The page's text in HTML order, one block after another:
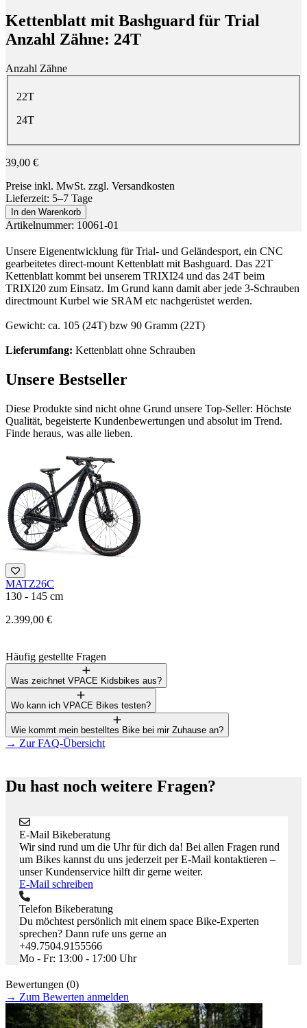
Kettenblatt mit Bashguard für Trial
Anzahl Zähne: 24T
Anzahl Zähne
22T
24T
39,00 €
Preise inkl. MwSt. zzgl. Versandkosten
Lieferzeit: 5–7 Tage
In den Warenkorb
Artikelnummer: 10061-01
Unsere Eigenentwicklung für Trial- und Geländesport, ein CNC
gearbeitetes direct-mount Kettenblatt mit Bashguard. Das 22T
Kettenblatt kommt bei unserem TRIXI24 und das 24T beim
TRIXI20 zum Einsatz. Im Grund kann damit aber jede 3-Schrauben
directmount Kurbel wie SRAM etc nachgerüstet werden.
Gewicht: ca. 105 (24T) bzw 90 Gramm (22T)
Lieferumfang: Kettenblatt ohne Schrauben
Unsere Bestseller
Diese Produkte sind nicht ohne Grund unsere Top-Seller: Höchste
Qualität, begeisterte Kundenbewertungen und absolut im Trend.
Finde heraus, was alle lieben.
MATZ26C
130 - 145 cm
2.399,00 €
Häufig gestellte Fragen
Was zeichnet VPACE Kidsbikes aus?
Wo kann ich VPACE Bikes testen?
Wie kommt mein bestelltes Bike bei mir Zuhause an?
→ Zur FAQ-Übersicht
Du hast noch weitere Fragen?
E-Mail Bikeberatung
Wir sind rund um die Uhr für dich da! Bei allen Fragen rund
um Bikes kannst du uns jederzeit per E-Mail kontaktieren –
unser Kundenservice hilft dir gerne weiter.
E-Mail schreiben
Telefon Bikeberatung
Du möchtest persönlich mit einem space Bike-Experten
sprechen? Dann rufe uns gerne an
+49.7504.9155566
Mo - Fr: 13:00 - 17:00 Uhr
Bewertungen (0)
→ Zum Bewerten anmelden